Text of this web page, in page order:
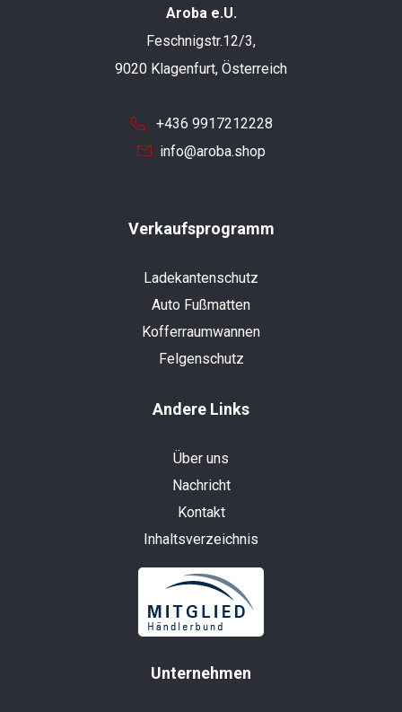
Aroba e.U.
Feschnigstr.12/3,
9020 Klagenfurt, Österreich
+436 9917212228
info@aroba.shop
Verkaufsprogramm
Ladekantenschutz
Auto Fußmatten
Kofferraumwannen
Felgenschutz
Andere Links
Über uns
Nachricht
Kontakt
Inhaltsverzeichnis
Unternehmen